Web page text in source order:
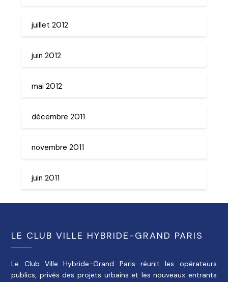
juillet 2012
juin 2012
mai 2012
décembre 2011
novembre 2011
juin 2011
LE CLUB VILLE HYBRIDE-GRAND PARIS
Le Club Ville Hybride-Grand Paris réunit les opérateurs
publics, privés des projets urbains et les nouveaux entrants